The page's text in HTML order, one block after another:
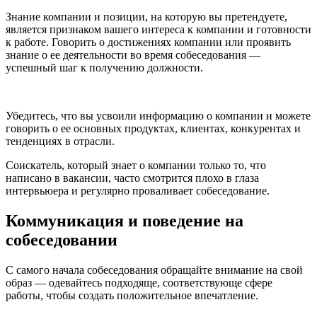
Знание компании и позиции, на которую вы претендуете,
является признаком вашего интереса к компании и готовности
к работе. Говорить о достижениях компании или проявить
знание о ее деятельности во время собеседования —
успешный шаг к получению должности.
Убедитесь, что вы усвоили информацию о компании и можете
говорить о ее основных продуктах, клиентах, конкурентах и
тенденциях в отрасли.
Соискатель, который знает о компании только то, что
написано в вакансии, часто смотрится плохо в глаза
интервьюера и регулярно проваливает собеседование.
Коммуникация и поведение на
собеседовании
С самого начала собеседования обращайте внимание на свой
образ — одевайтесь подходяще, соответствующе сфере
работы, чтобы создать положительное впечатление.